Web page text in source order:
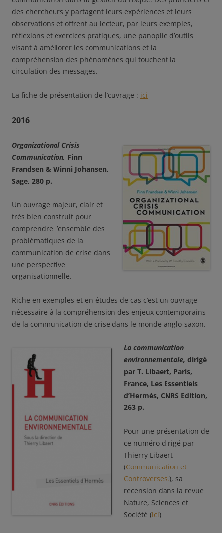
des chercheurs y partagent leurs expériences et leurs
observations et offrent au lecteur, par leurs exemples,
réflexions et exercices pratiques, une panoplie d’outils
visant à améliorer les communications et la
compréhension des phénomènes qui touchent la
circulation des messages.
La fiche de présentation de l’ouvrage : ici
2016
Organizational Crisis
Communication, Finn
Frandsen & Winni Johansen,
Sage, 280 p.
Un ouvrage majeur, clair et
très bien construit pour
comprendre l’ensemble des
problématiques de la
communication de crise dans
une perspective
organisationnelle.
Riche en exemples et en études de cas c’est un ouvrage
nécessaire à la compréhension des enjeux contemporains
de la communication de crise dans le monde anglo-saxon.
La communication
environnementale, dirigé
par T. Libaert, Paris,
France, Les Essentiels
d’Hermès, CNRS Edition,
263 p.
Pour une présentation de
ce numéro dirigé par
Thierry Libaert
(Communication et
Controverses.), sa
recension dans la revue
Nature, Sciences et
Société (ici)